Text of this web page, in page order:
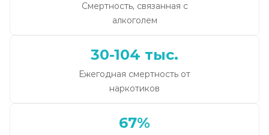
Смертность, связанная с
алкоголем
30-104 тыс.
Ежегодная смертность от
наркотиков
67%